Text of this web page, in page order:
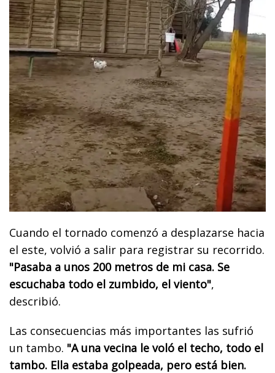
Cuando el tornado comenzó a desplazarse hacia
el este, volvió a salir para registrar su recorrido.
"Pasaba a unos 200 metros de mi casa. Se
escuchaba todo el zumbido, el viento",
describió.
Las consecuencias más importantes las sufrió
un tambo. "A una vecina le voló el techo, todo el
tambo. Ella estaba golpeada, pero está bien.